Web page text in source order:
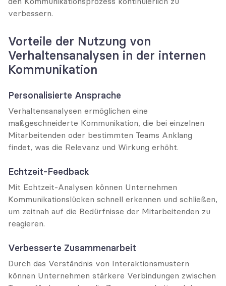
verbessern.
Vorteile der Nutzung von
Verhaltensanalysen in der internen
Kommunikation
Personalisierte Ansprache
Verhaltensanalysen ermöglichen eine
maßgeschneiderte Kommunikation, die bei einzelnen
Mitarbeitenden oder bestimmten Teams Anklang
findet, was die Relevanz und Wirkung erhöht.
Echtzeit-Feedback
Mit Echtzeit-Analysen können Unternehmen
Kommunikationslücken schnell erkennen und schließen,
um zeitnah auf die Bedürfnisse der Mitarbeitenden zu
reagieren.
Verbesserte Zusammenarbeit
Durch das Verständnis von Interaktionsmustern
können Unternehmen stärkere Verbindungen zwischen